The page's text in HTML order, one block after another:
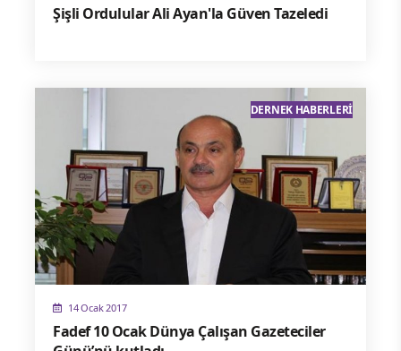
Şişli Ordulular Ali Ayan'la Güven Tazeledi
14 Ocak 2017
Fadef 10 Ocak Dünya Çalışan Gazeteciler
DERNEK HABERLERI